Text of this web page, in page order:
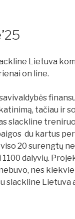
Lietuva
on line.
tačiau ir
slackline
du kartus
20 surengtų
dalyvių.
nes
slackline Lietuva